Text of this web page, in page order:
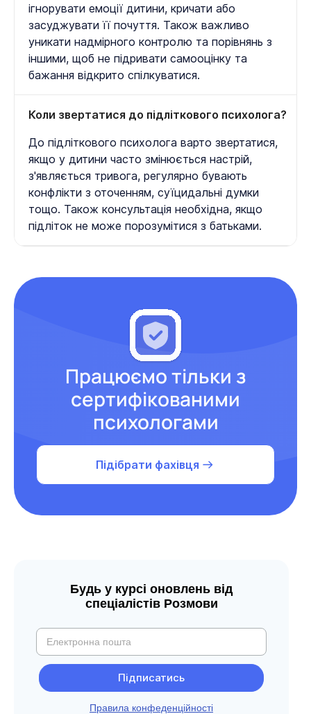
ігнорувати емоції дитини, кричати або
засуджувати її почуття. Також важливо
уникати надмірного контролю та порівнянь з
іншими, щоб не підривати самооцінку та
бажання відкрито спілкуватися.
Коли звертатися до підліткового психолога?
До підліткового психолога варто звертатися,
якщо у дитини часто змінюється настрій,
з'являється тривога, регулярно бувають
конфлікти з оточенням, суїцидальні думки
тощо. Також консультація необхідна, якщо
підліток не може порозумітися з батьками.
Працюємо тільки з
сертифікованими
психологами
Підібрати фахівця
Будь у курсі оновлень від
спеціалістів Розмови
Правила конфеденційності